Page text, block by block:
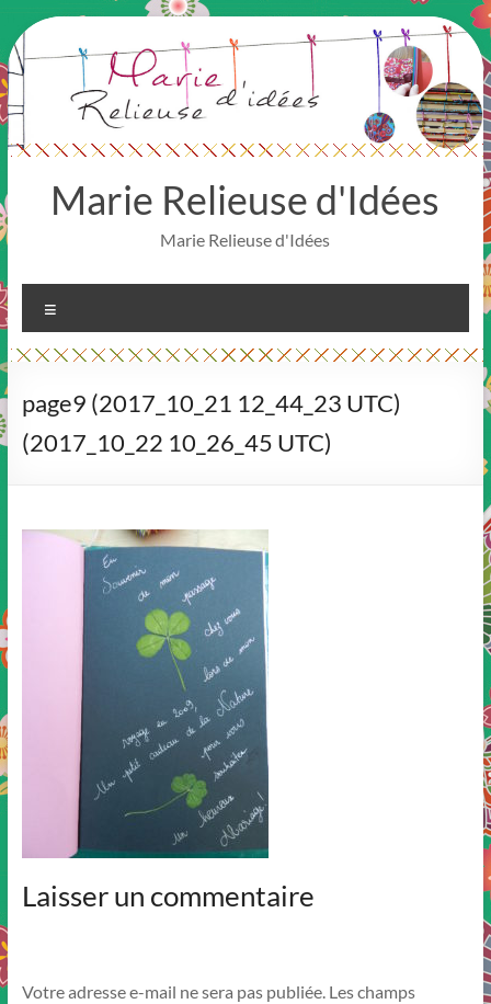
Aller
au
contenu
Marie Relieuse d'Idées
Marie Relieuse d'Idées
page9 (2017_10_21 12_44_23 UTC)
(2017_10_22 10_26_45 UTC)
Laisser un commentaire
Votre adresse e-mail ne sera pas publiée. Les champs